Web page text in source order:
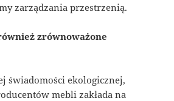
zarządzania przestrzenią.
zrównoważone
świadomości ekologicznej,
mebli zakłada na